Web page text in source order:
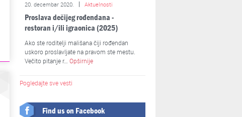
20. decembar 2020. Aktuelnosti
Proslava dečijeg rođendana -
restoran i/ili igraonica (2025)
Ako ste roditelji mališana čiji rođendan
uskoro proslavljate na pravom ste mestu.
Večito pitanje r… Opširnije
Pogledajte sve vesti
Find us on Facebook